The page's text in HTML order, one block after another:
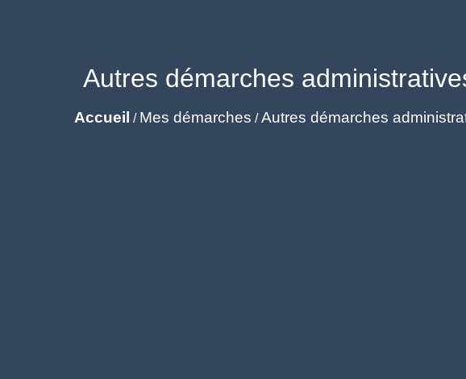
Autres démarches
Accueil / Mes démarches /Autres démarches